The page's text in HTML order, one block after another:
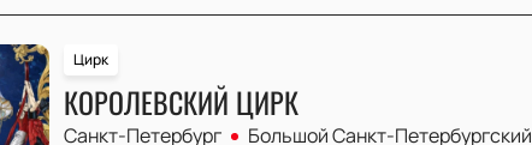
Цирк
КОРОЛЕВСКИЙ ЦИРК
Санкт-Петербург
Большой Cанкт-Петербургский